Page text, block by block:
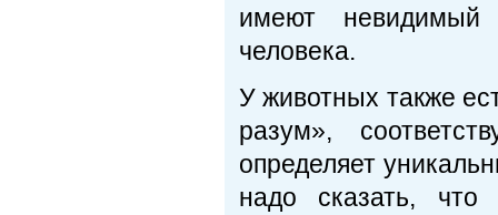
имеют невидимый
человека.
У животных также
разум»,
определяет
надо сказать,